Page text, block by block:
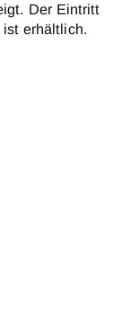
Der Eintritt
erhältlich.